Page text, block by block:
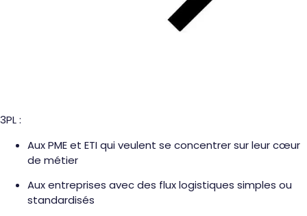
3PL :
Aux PME et ETI qui veulent se concentrer sur leur cœur
de métier
Aux entreprises avec des flux logistiques simples ou
standardisés